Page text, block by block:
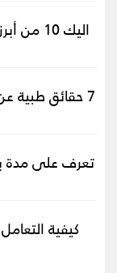
اليك
7 حقائق طبية